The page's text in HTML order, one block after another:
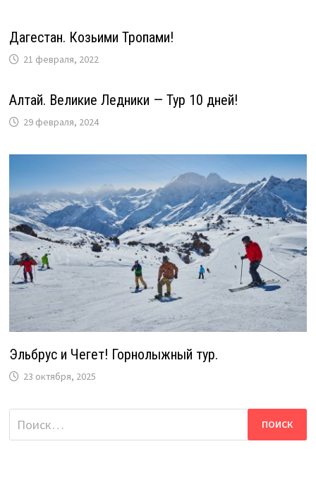
Дагестан. Козьими Тропами!
21 февраля, 2022
Алтай. Великие Ледники — Тур 10 дней!
29 февраля, 2024
Эльбрус и Чегет! Горнолыжный тур.
23 октября, 2025
Найти: